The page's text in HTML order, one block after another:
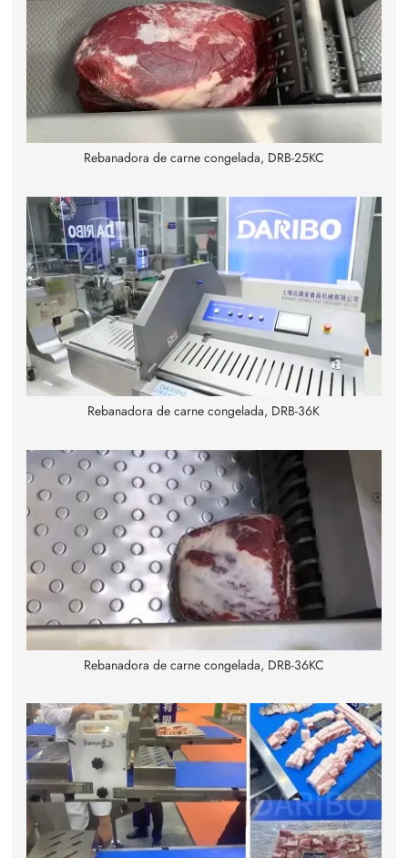
Rebanadora de carne congelada, DRB-25KC
Rebanadora de carne congelada, DRB-36K
Rebanadora de carne congelada, DRB-36KC